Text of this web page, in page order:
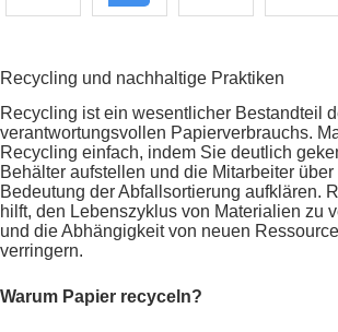
Recycling und nachhaltige Praktiken
Recycling ist ein wesentlicher Bestandteil
verantwortungsvollen Papierverbrauchs.
Recycling einfach, indem Sie deutlich
Behälter aufstellen und die Mitarbeiter über
Bedeutung der Abfallsortierung aufklären.
hilft, den Lebenszyklus von Materialien zu
und die Abhängigkeit von neuen
verringern.
Warum Papier recyceln?